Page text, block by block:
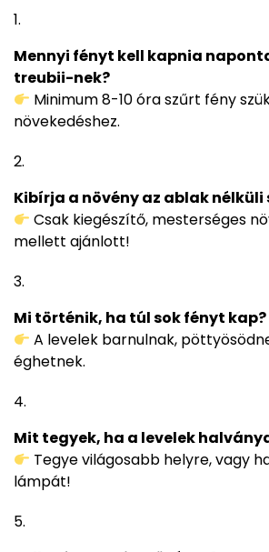
Mennyi fényt kell kapnia
treubii-nek?
Minimum 8-10 óra szűrt fény
növekedéshez.
Kibírja a növény az ablak nélküli
Csak kiegészítő, mesterséges
mellett ajánlott!
Mi történik, ha túl sok fényt kap?
A levelek barnulnak,
éghetnek.
Mit tegyek, ha a levelek
Tegye világosabb helyre, vagy
lámpát!